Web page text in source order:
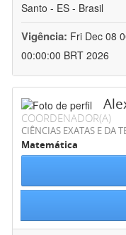
Santo - ES - Brasil
Vigência: Fri Dec 08
00:00:00 BRT 2026
COORDENADOR(A)
CIÊNCIAS EXATAS E DA
Matemática